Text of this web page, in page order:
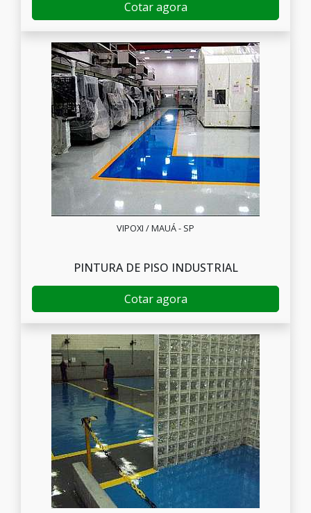
Cotar agora
VIPOXI / MAUÁ - SP
PINTURA DE PISO INDUSTRIAL
Cotar agora